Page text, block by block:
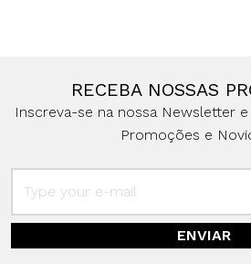
RECEBA NOSSAS
Inscreva-se na nossa Newsletter
Promoções e
ENVIAR